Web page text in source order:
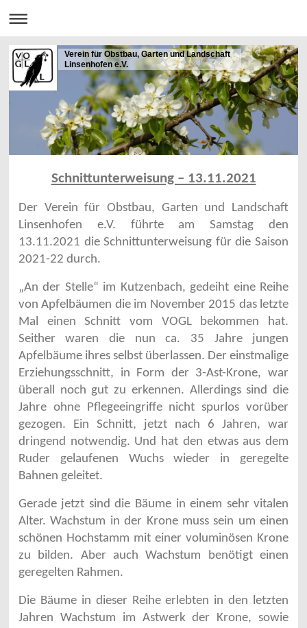
Verein für Obstbau, Garten und Landschaft
Linsenhofen e.V.
Schnittunterweisung – 13.11.2021
Der Verein für Obstbau, Garten und Landschaft
Linsenhofen e.V. führte am Samstag den
13.11.2021 die Schnittunterweisung für die Saison
2021-22 durch.
„An der Stelle“ im Kutzenbach, gedeiht eine Reihe
von Apfelbäumen die im November 2015 das letzte
Mal einen Schnitt vom VOGL bekommen hat.
Seither waren die nun ca. 35 Jahre jungen
Apfelbäume ihres selbst überlassen. Der einstmalige
Erziehungsschnitt, in Form der 3-Ast-Krone, war
überall noch gut zu erkennen. Allerdings sind die
Jahre ohne Pflegeeingriffe nicht spurlos vorüber
gezogen. Ein Schnitt, jetzt nach 6 Jahren, war
dringend notwendig. Und hat den etwas aus dem
Ruder gelaufenen Wuchs wieder in geregelte
Bahnen geleitet.
Gerade jetzt sind die Bäume in einem sehr vitalen
Alter. Wachstum in der Krone muss sein um einen
schönen Hochstamm mit einer voluminösen Krone
zu bilden. Aber auch Wachstum benötigt einen
geregelten Rahmen.
Die Bäume in dieser Reihe erlebten in den letzten
Jahren Wachstum im Astwerk der Krone, sowie